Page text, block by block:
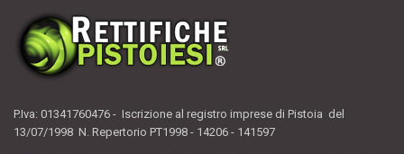
P.Iva: 01341760476 - Iscrizione al registro imprese di Pistoia del
13/07/1998 N. Repertorio PT1998 - 14206 - 141597